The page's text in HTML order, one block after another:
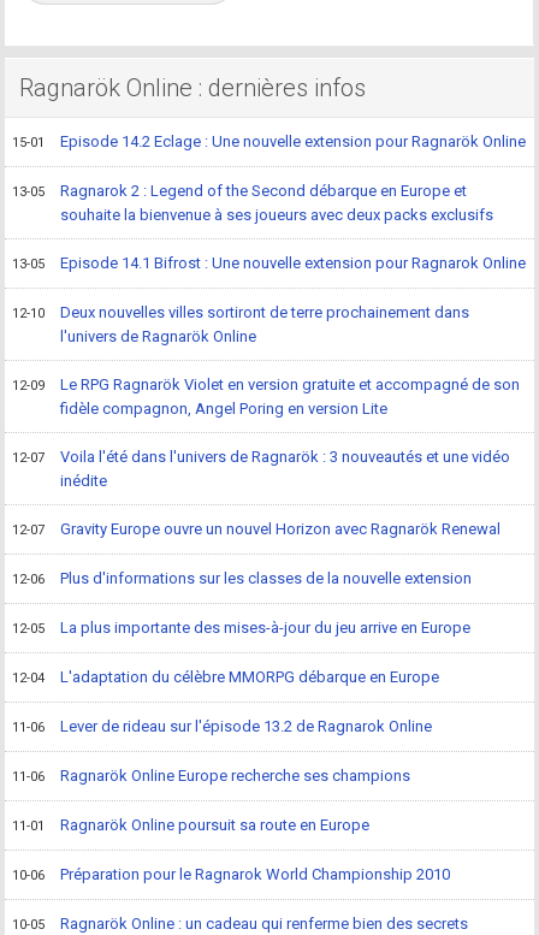
Ragnarök Online : dernières infos
15-01 Episode 14.2 Eclage : Une nouvelle extension pour Ragnarök Online
13-05
Ragnarok 2 : Legend of the Second débarque en Europe et
souhaite la bienvenue à ses joueurs avec deux packs exclusifs
13-05 Episode 14.1 Bifrost : Une nouvelle extension pour Ragnarok Online
12-10
Deux nouvelles villes sortiront de terre prochainement dans
l'univers de Ragnarök Online
12-09
Le RPG Ragnarök Violet en version gratuite et accompagné de son
fidèle compagnon, Angel Poring en version Lite
12-07
Voila l'été dans l'univers de Ragnarök : 3 nouveautés et une vidéo
inédite
12-07 Gravity Europe ouvre un nouvel Horizon avec Ragnarök Renewal
12-06 Plus d'informations sur les classes de la nouvelle extension
12-05 La plus importante des mises-à-jour du jeu arrive en Europe
12-04 L'adaptation du célèbre MMORPG débarque en Europe
11-06 Lever de rideau sur l'épisode 13.2 de Ragnarok Online
11-06 Ragnarök Online Europe recherche ses champions
11-01 Ragnarök Online poursuit sa route en Europe
10-06 Préparation pour le Ragnarok World Championship 2010
10-05 Ragnarök Online : un cadeau qui renferme bien des secrets